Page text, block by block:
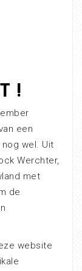
!
een
wel. Uit
Werchter,
met
de
website